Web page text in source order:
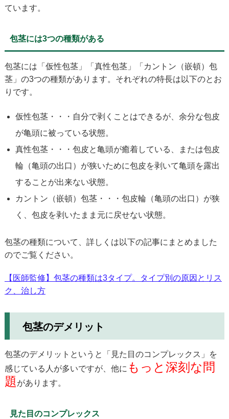
ています。
包茎には3つの種類がある
包茎には「仮性包茎」「真性包茎」「カントン（嵌頓）包
茎」の3つの種類があります。それぞれの特長は以下のとお
りです。
仮性包茎・・・自分で剥くことはできるが、余分な包皮
が亀頭に被っている状態。
真性包茎・・・包皮と亀頭が癒着している、または包皮
輪（亀頭の出口）が狭いために包皮を剥いて亀頭を露出
することが出来ない状態。
カントン（嵌頓）包茎・・・包皮輪（亀頭の出口）が狭
く、包皮を剥いたまま元に戻せない状態。
包茎の種類について、詳しくは以下の記事にまとめました
のでご覧ください。
【医師監修】包茎の種類は3タイプ。タイプ別の原因とリス
ク、治し方
包茎のデメリット
包茎のデメリットというと「見た目のコンプレックス」を
感じている人が多いですが、他に もっと深刻な問
題があります。
見た目のコンプレックス